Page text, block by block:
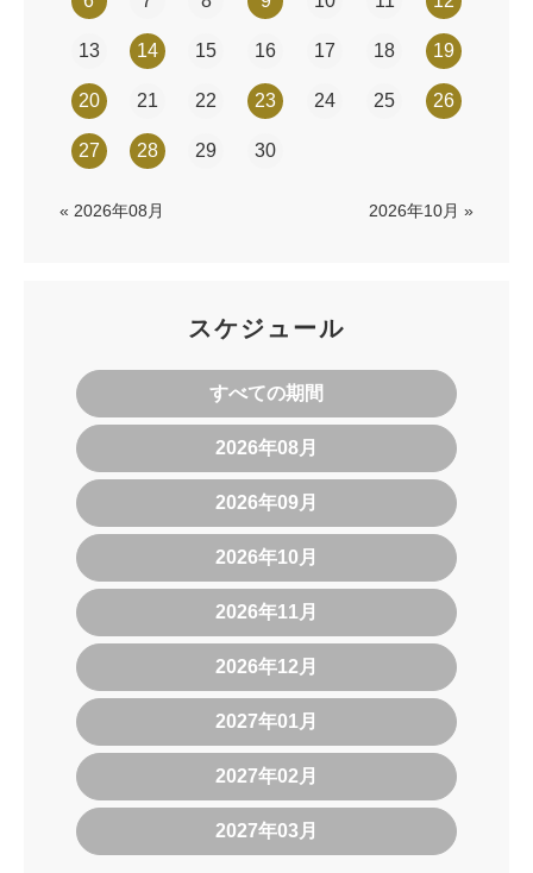
13 14 15 16 17 18 19
20 21 22 23 24 25 26
27 28 29 30
« 2026年08月 2026年10月 »
スケジュール
すべての期間
2026年08月
2026年09月
2026年10月
2026年11月
2026年12月
2027年01月
2027年02月
2027年03月